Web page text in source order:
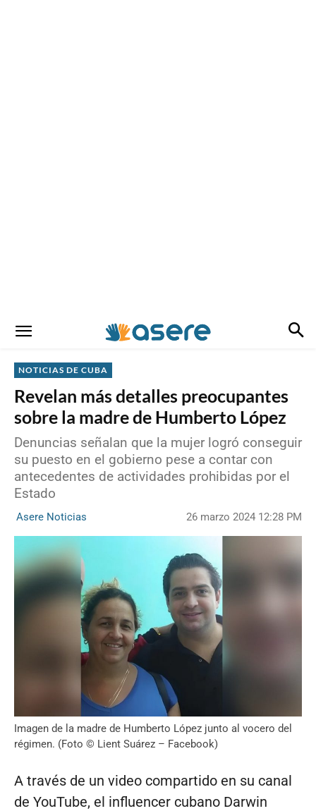
NOTICIAS DE CUBA
Revelan más detalles preocupantes
sobre la madre de Humberto López
Denuncias señalan que la mujer logró conseguir
su puesto en el gobierno pese a contar con
antecedentes de actividades prohibidas por el
Estado
Asere Noticias 26 marzo 2024 12:28 PM
Imagen de la madre de Humberto López junto al vocero del
régimen. (Foto © Lient Suárez – Facebook)
A través de un video compartido en su canal
de YouTube, el influencer cubano Darwin